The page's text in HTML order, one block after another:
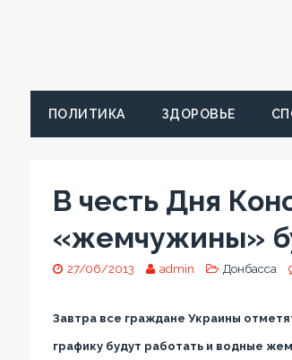
ПОЛИТИКА ЗДОРОВЬЕ
В честь Дня
«жемчужины»
27/06/2013 admin Донбасса
Завтра все граждане Украины
графику будут работать и водные